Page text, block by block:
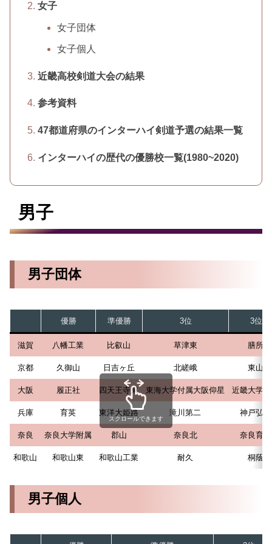
女子
女子団体
女子個人
近畿高校剣道大会の結果
参考資料
47都道府県のインターハイ剣道予選の結果一覧
インターハイの歴代の優勝校一覧(1980~2020)
男子
男子団体
優勝 準優勝 3位 3位
滋賀 八幡工業 比叡山 草津東 膳所
京都 久御山 日吉ヶ丘 北嵯峨 東山
大阪 履正社 四天王寺東 東海大学付属大阪仰星 近畿大学
兵庫 育英 東洋大姫路 滝川第二 神戸弘陵
奈良 奈良大学附属 郡山 奈良北 奈良育英
和歌山 和歌山東 和歌山工業 耐久 桐蔭
スクロールできます
男子個人